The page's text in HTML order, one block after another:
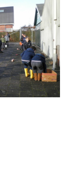
PB260047